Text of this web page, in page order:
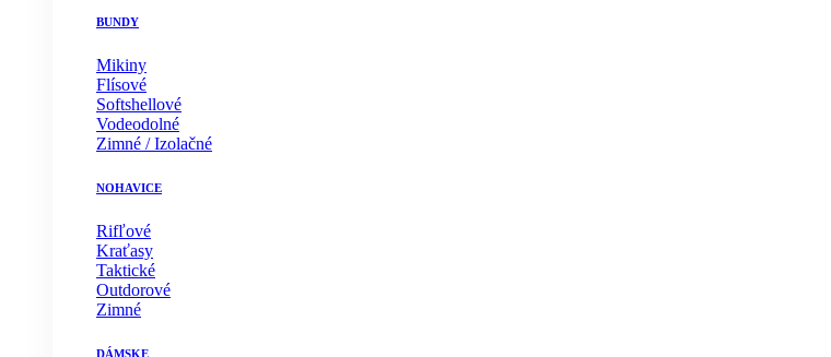
BUNDY
Mikiny
Flísové
Softshellové
Vodeodolné
Zimné / Izolačné
NOHAVICE
Rifľové
Kraťasy
Taktické
Outdorové
Zimné
DÁMSKE